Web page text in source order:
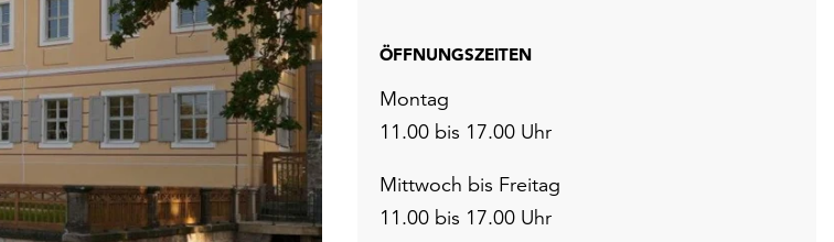
ÖFFNUNGSZEITEN
Montag
11.00 bis 17.00 Uhr
Mittwoch bis Freitag
11.00 bis 17.00 Uhr